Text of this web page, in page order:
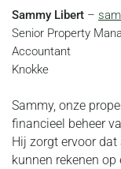
Sammy Libert –
Senior Property
Accountant
Knokke
Sammy, onze
financieel beheer
Hij zorgt ervoor
kunnen rekenen